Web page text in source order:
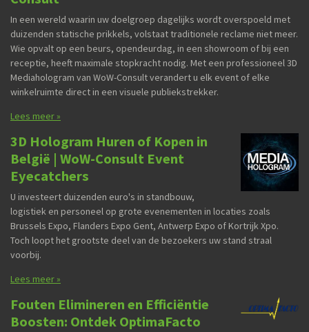
In een wereld waarin uw doelgroep dagelijks wordt overspoeld met
duizenden statische prikkels, volstaat traditionele reclame niet meer.
Wie opvalt op een beurs, opendeurdag, in een showroom of bij een
receptie, heeft maximale stopkracht nodig. Met een professioneel 3D
Mediahologram van WoW-Consult verandert u elk event of elke
winkelruimte direct in een visuele publiekstrekker.
Lees meer »
3D Hologram Huren of Kopen in
België | WoW-Consult Event
Eyecatchers
U investeert duizenden euro's in standbouw,
logistiek en personeel op grote evenementen in locaties zoals
Brussels Expo, Flanders Expo Gent, Antwerp Expo of Kortrijk Xpo.
Toch loopt het grootste deel van de bezoekers uw stand straal
voorbij.
Lees meer »
Fouten Elimineren en Efficiëntie
Boosten: Ontdek OptimaFacto